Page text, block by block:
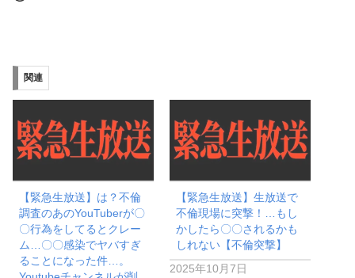
み
中…
関連
【緊急生放送】は？不倫
調査のあのYouTuberが〇
〇行為をしてるとクレー
ム…〇〇感染でヤバすぎ
ることになった件…。
【緊急生放送】生放送で
不倫現場に突撃！…もし
かしたら〇〇されるかも
しれない【不倫突撃】
2025年10月7日